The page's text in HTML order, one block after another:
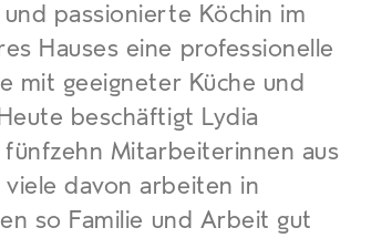
passionierte Köchin im
Hauses eine professionelle
mit geeigneter Küche und
beschäftigt Lydia
Mitarbeiterinnen aus
davon arbeiten in
so Familie und Arbeit gut